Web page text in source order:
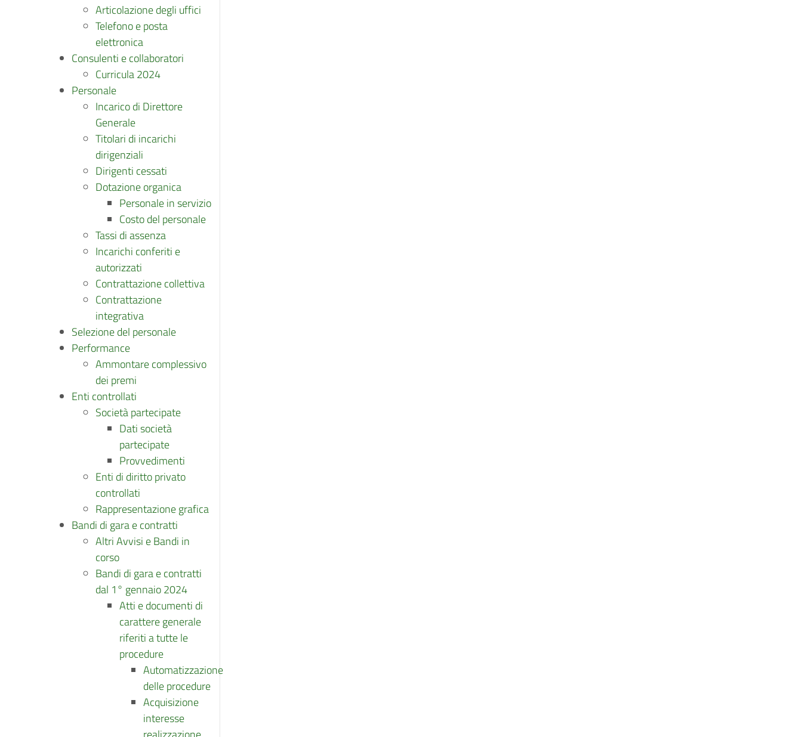
Articolazione degli uffici
Telefono e posta
elettronica
Consulenti e collaboratori
Curricula 2024
Personale
Incarico di Direttore
Generale
Titolari di incarichi
dirigenziali
Dirigenti cessati
Dotazione organica
Personale in servizio
Costo del personale
Tassi di assenza
Incarichi conferiti e
autorizzati
Contrattazione collettiva
Contrattazione
integrativa
Selezione del personale
Performance
Ammontare complessivo
dei premi
Enti controllati
Società partecipate
Dati società
partecipate
Provvedimenti
Enti di diritto privato
controllati
Rappresentazione grafica
Bandi di gara e contratti
Altri Avvisi e Bandi in
corso
Bandi di gara e contratti
dal 1° gennaio 2024
Atti e documenti di
carattere generale
riferiti a tutte le
procedure
Automatizzazione
delle procedure
Acquisizione
interesse